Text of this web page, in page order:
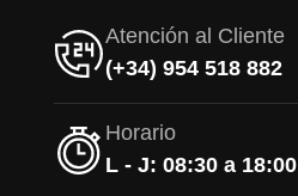
Atención al Cliente
(+34) 954 518 882
Horario
L - J: 08:30 a 18:00